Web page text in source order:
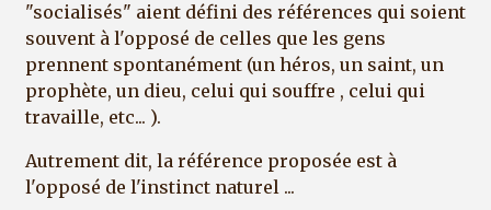
"socialisés" aient défini des références qui soient
souvent à l'opposé de celles que les gens
prennent spontanément (un héros, un saint, un
prophète, un dieu, celui qui souffre , celui qui
travaille, etc... ).
Autrement dit, la référence proposée est à
l'opposé de l'instinct naturel ...